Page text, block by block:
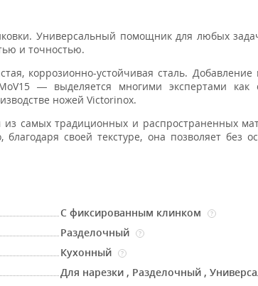
Универсальный помощник для любых
и точностью.
коррозионно-устойчивая сталь.
— выделяется многими экспертами как
ножей Victorinox.
из самых традиционных и распространенных
своей текстуре, она позволяет без
С фиксированным клинком ?
Разделочный ?
Кухонный ?
Для нарезки , Разделочный ,